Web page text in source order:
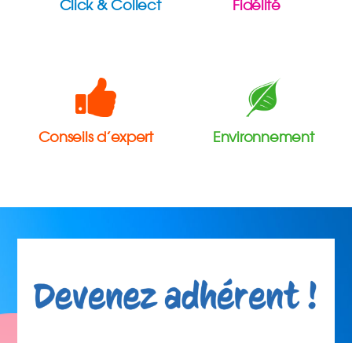
Click & Collect
Conseils d’expert
Fidélité
Environnement